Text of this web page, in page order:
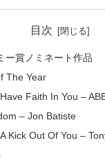
目次
ー賞ノミネート作品
The Year
Faith In You –
– Jon Batiste
Kick Out Of You –